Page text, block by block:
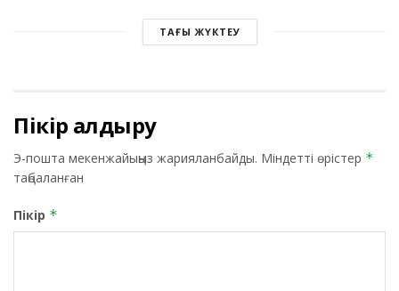
ТАҒЫ ЖҮКТЕУ
Пікір қалдыру
Э-пошта мекенжайыңыз жарияланбайды. Міндетті өрістер *
таңбаланған
Пікір *